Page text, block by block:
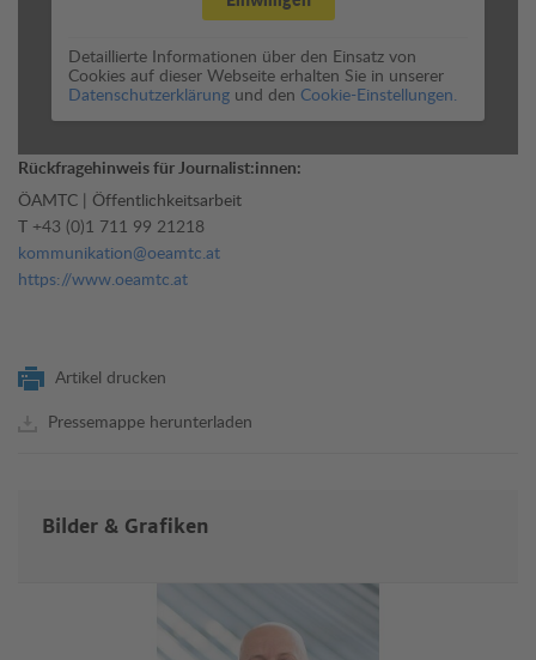
Detaillierte Informationen über den Einsatz von
Cookies auf dieser Webseite erhalten Sie in unserer
Datenschutzerklärung und den Cookie-Einstellungen.
Rückfragehinweis für Journalist:innen:
ÖAMTC | Öffentlichkeitsarbeit
T +43 (0)1 711 99 21218
kommunikation@oeamtc.at
https://www.oeamtc.at
Artikel drucken
Pressemappe herunterladen
Bilder & Grafiken